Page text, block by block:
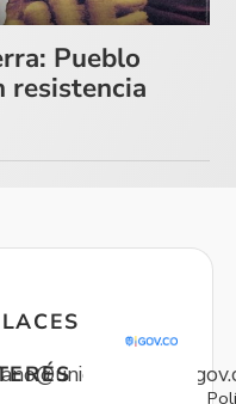
Pueblo
resistencia